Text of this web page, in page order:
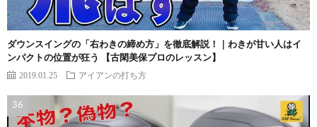
ダウンスイングの「右わきの締め方」を徹底解説！｜わきが甘い人はイ
ンパクトの位置が狂う 【古閑美保プロのレッスン】
2019.01.25 アイアンの打ち方